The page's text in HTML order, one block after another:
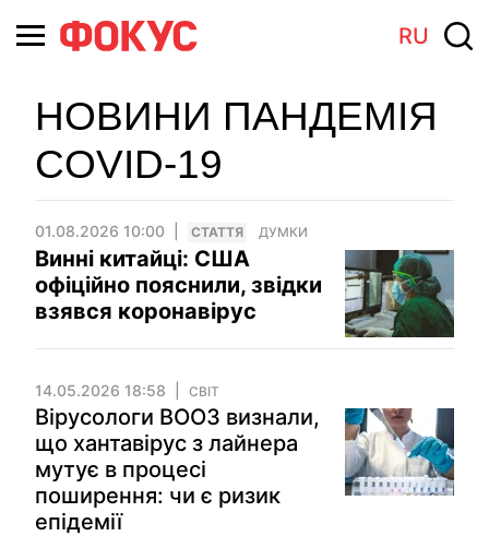
RU
НОВИНИ ПАНДЕМІЯ
COVID-19
01.08.2026 10:00 СТАТТЯ ДУМКИ
Винні китайці: США
офіційно пояснили, звідки
взявся коронавірус
14.05.2026 18:58 СВІТ
Вірусологи ВООЗ визнали,
що хантавірус з лайнера
мутує в процесі
поширення: чи є ризик
епідемії